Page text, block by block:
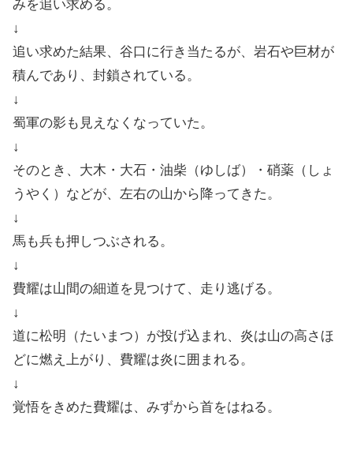
みを追い求める。
↓
追い求めた結果、谷口に行き当たるが、岩石や巨材が
積んであり、封鎖されている。
↓
蜀軍の影も見えなくなっていた。
↓
そのとき、大木・大石・油柴（ゆしば）・硝薬（しょ
うやく）などが、左右の山から降ってきた。
↓
馬も兵も押しつぶされる。
↓
費耀は山間の細道を見つけて、走り逃げる。
↓
道に松明（たいまつ）が投げ込まれ、炎は山の高さほ
どに燃え上がり、費耀は炎に囲まれる。
↓
覚悟をきめた費耀は、みずから首をはねる。